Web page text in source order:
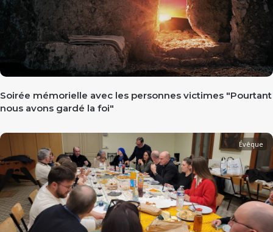
Soirée mémorielle avec les personnes victimes "Pourtant
nous avons gardé la foi"
Évêque